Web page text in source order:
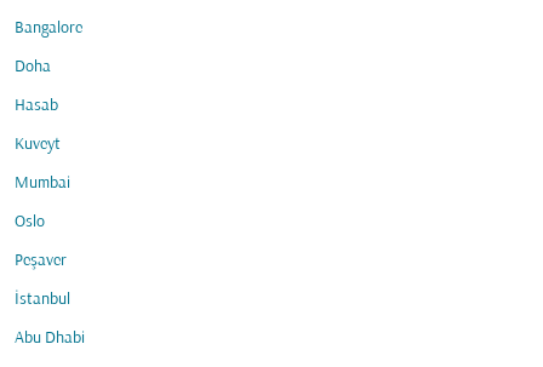
Bangalore
Doha
Hasab
Kuveyt
Mumbai
Oslo
Peşaver
İstanbul
Abu Dhabi